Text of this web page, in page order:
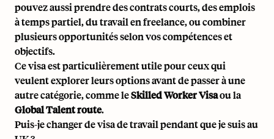
pouvez aussi prendre des contrats courts, des emplois
à temps partiel, du travail en freelance, ou combiner
plusieurs opportunités selon vos compétences et
objectifs.
Ce visa est particulièrement utile pour ceux qui
veulent explorer leurs options avant de passer à une
autre catégorie, comme leSkilled Worker Visaou la
Global Talent route.
Puis-je changer de visa de travail pendant que je suis au